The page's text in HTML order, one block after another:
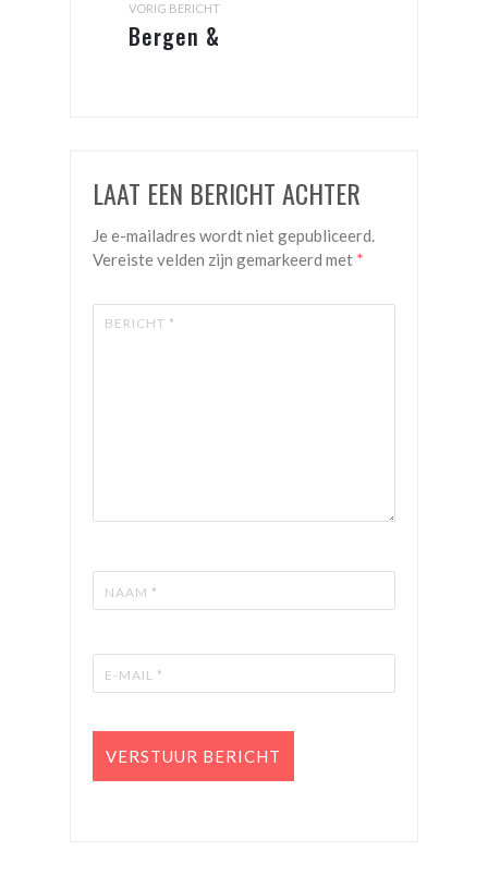
VORIG BERICHT
Bergen &
LAAT EEN BERICHT ACHTER
Je e-mailadres wordt niet gepubliceerd.
Vereiste velden zijn gemarkeerd met *